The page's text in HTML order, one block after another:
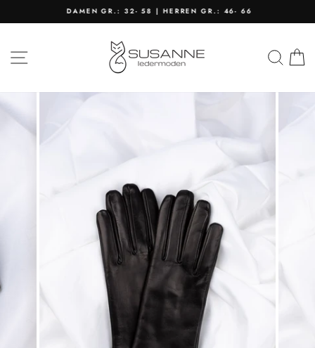
Pause
DAMEN GR.: 32- 58 | HERREN GR.: 46- 66
SEITENNAVIGATION